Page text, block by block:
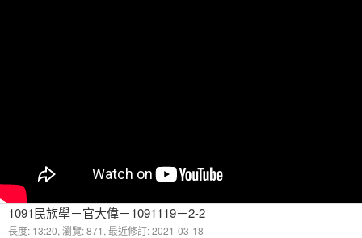
1091民族學－官大偉－1091119－2-2
長度: 13:20, 瀏覽: 871, 最近修訂: 2021-03-18